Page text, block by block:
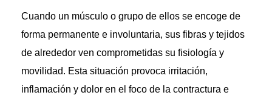
Cuando un músculo o grupo de ellos se encoge de
forma permanente e involuntaria, sus fibras y tejidos
de alrededor ven comprometidas su fisiología y
movilidad. Esta situación provoca irritación,
inflamación y dolor en el foco de la contractura e